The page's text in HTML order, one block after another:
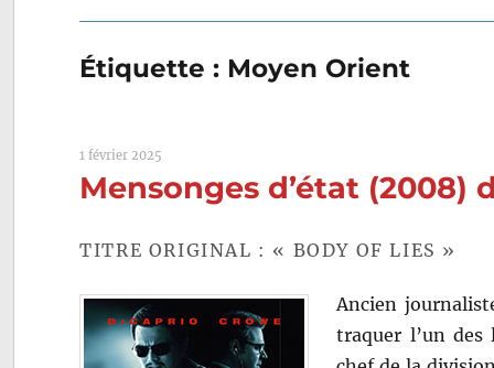
Étiquette : Moyen Orient
1 février 2025
Mensonges d’état (2008)
TITRE ORIGINAL : « BODY OF LIES »
Ancien
traquer l’un des